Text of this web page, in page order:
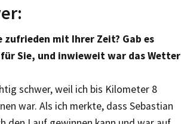
zufrieden mit Ihrer Zeit? Gab es
für Sie, und inwieweit war das Wetter
schwer, weil ich bis Kilometer 8
war. Als ich merkte, dass Sebastian